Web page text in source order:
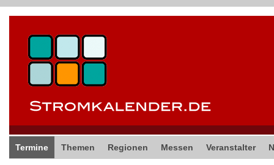
Termine Themen Regionen Messen Veranstalter